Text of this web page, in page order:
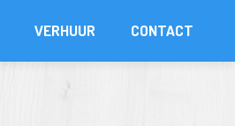
VERHUUR CONTACT